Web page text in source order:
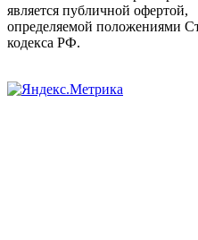
является публичной офертой,
определяемой положениями
кодекса РФ.